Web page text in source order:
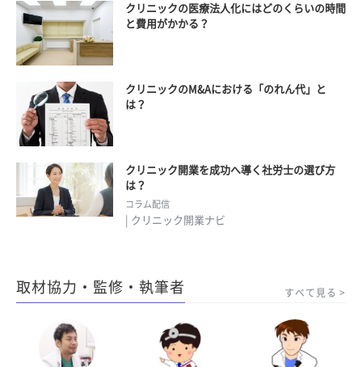
クリニックの医療法人化にはどのくらいの時間
と費用がかかる？
クリニックのM&Aにおける「のれん代」と
は？
クリニック開業を成功へ導く社労士の選び方
は？
コラム配信
| クリニック開業ナビ
取材協力・監修・執筆者 すべて見る